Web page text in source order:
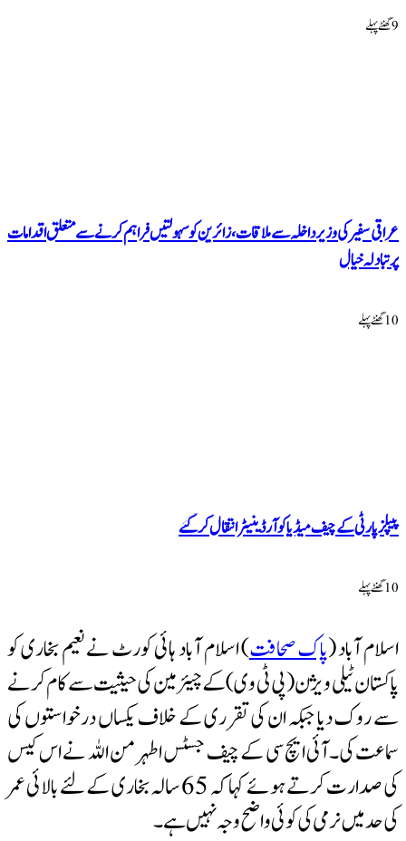
9 گھنٹےپہلے
عراقی سفیر کی وزیر داخلہ سے ملاقات، زائرین کو سہولتیں فراہم کرنے سے متعلق اقدامات
پر تبادلہ خیال
10 گھنٹےپہلے
پیپلزپارٹی کے چیف میڈیا کوآرڈینیٹر انتقال کرگئے
10 گھنٹےپہلے
اسلام آباد (پاک صحافت) اسلام آباد ہائی کورٹ نے نعیم بخاری کو
پاکستان ٹیلی ویژن (پی ٹی وی) کے چیئرمین کی حیثیت سے کام کرنے
سے روک دیا جبکہ ان کی تقرری کے خلاف یکساں درخواستوں کی
سماعت کی۔آئی ایچ سی کے چیف جسٹس اطہر من اللہ نے اس کیس
کی صدارت کرتے ہوئے کہا کہ 65 سالہ بخاری کے لئے بالائی عمر
کی حد میں نرمی کی کوئی واضح وجہ نہیں ہے۔